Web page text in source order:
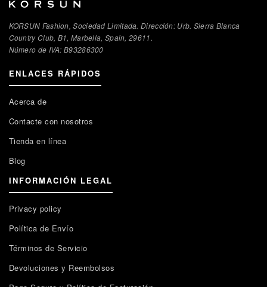
KORSUN Fashion, Sociedad Limitada. Dirección: Urb. Sierra Blanca
Country Club, B1, Marbella, Spain, 29611.
Número de IVA: В93286300
ENLACES RÁPIDOS
Acerca de
Contacte con nosotros
Tienda en línea
Blog
INFORMACIÓN LEGAL
Privacy policy
Política de Envío
Términos de Servicio
Devoluciones y Reembolsos